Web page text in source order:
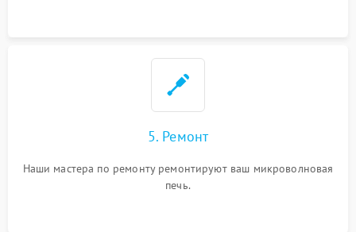
5. Ремонт
Наши мастера по ремонту ремонтируют ваш микроволновая
печь.